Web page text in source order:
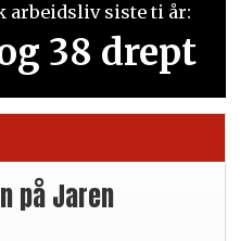
arbeidsliv siste ti år:
38 drept
på Jaren